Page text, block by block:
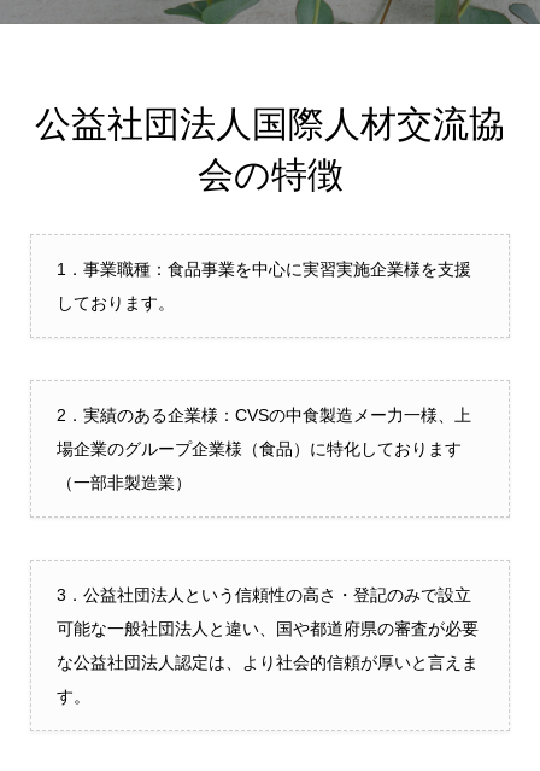
公益社団法人国際人材交流協
会の特徴
1．事業職種：食品事業を中心に実習実施企業様を支援
しております。
2．実績のある企業様：CVSの中食製造メー力一様、上
場企業のグループ企業様（食品）に特化しております
（一部非製造業）
3．公益社団法人という信頼性の高さ・登記のみで設立
可能な一般社団法人と違い、国や都道府県の審査が必要
な公益社団法人認定は、より社会的信頼が厚いと言えま
す。